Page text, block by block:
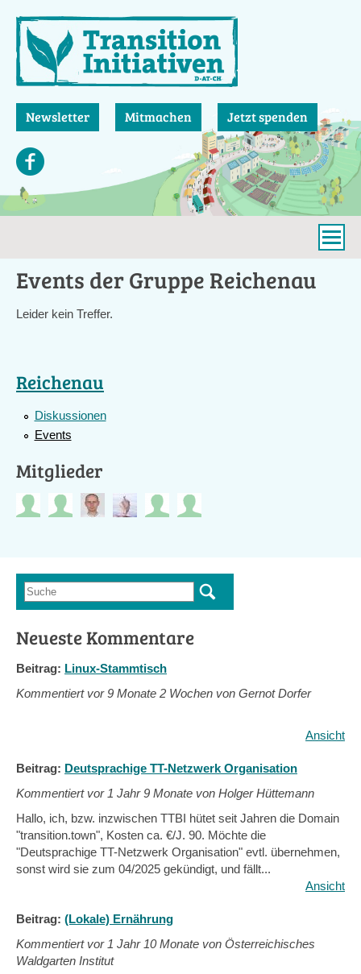
zum
Inhalt
Newsletter Mitmachen Jetzt spenden
Events der Gruppe Reichenau
Leider kein Treffer.
Reichenau
Diskussionen
Events
Mitglieder
Suchformular
Suche
Neueste Kommentare
Beitrag: Linux-Stammtisch
Kommentiert vor9 Monate 2 Wochen von Gernot Dorfer
Ansicht
Beitrag: Deutsprachige TT-Netzwerk Organisation
Kommentiert vor 1 Jahr 9 Monate von Holger Hüttemann
Hallo, ich, bzw. inzwischen TTBI hütet seit Jahren die Domain
"transition.town", Kosten ca. €/J. 90. Möchte die
"Deutsprachige TT-Netzwerk Organisation" evtl. übernehmen,
sonst wird sie zum 04/2025 gekündigt, und fällt...
Ansicht
Beitrag: (Lokale) Ernährung
Kommentiert vor 1 Jahr 10 Monate von Österreichisches
Waldgarten Institut